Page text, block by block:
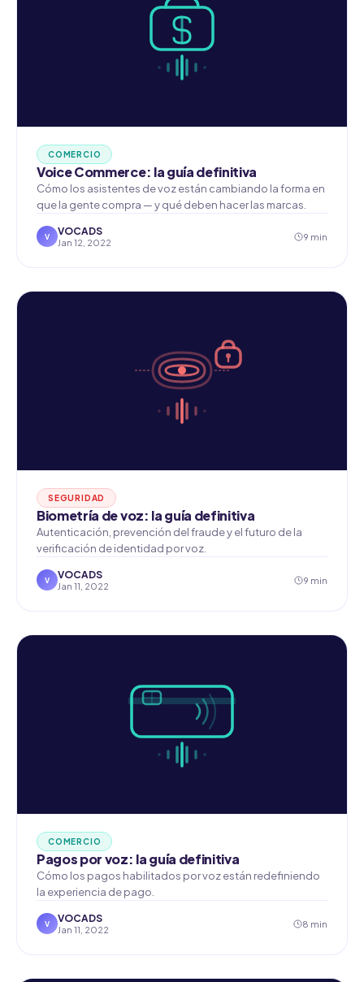
COMERCIO
Voice Commerce: la guía definitiva
Cómo los asistentes de voz están cambiando la forma en
que la gente compra — y qué deben hacer las marcas.
V VOCADS
Jan 12, 2022
9 min
SEGURIDAD
Biometría de voz: la guía definitiva
Autenticación, prevención del fraude y el futuro de la
verificación de identidad por voz.
V VOCADS
Jan 11, 2022
9 min
COMERCIO
Pagos por voz: la guía definitiva
Cómo los pagos habilitados por voz están redefiniendo
la experiencia de pago.
V VOCADS
Jan 11, 2022
8 min